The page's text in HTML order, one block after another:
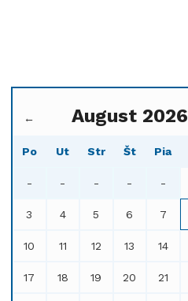
← August 2026
Po Ut Str Št Pia
- - - - -
3 4 5 6 7
10 11 12 13 14
17 18 19 20 21